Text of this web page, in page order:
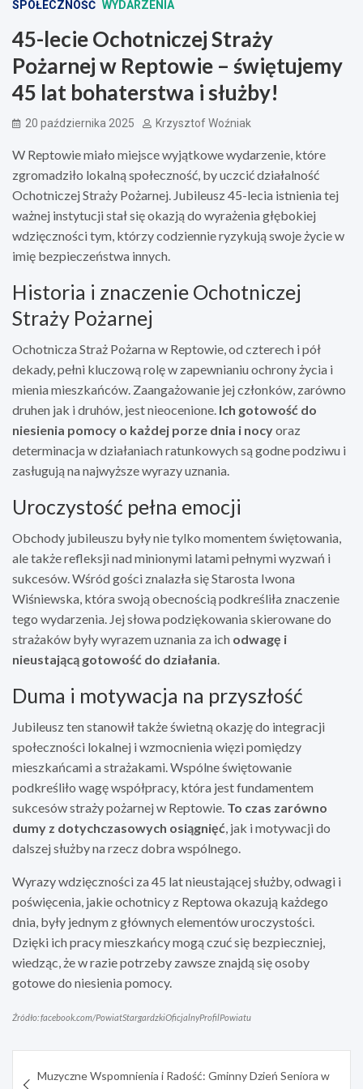
SPOŁECZNOŚĆ WYDARZENIA
45-lecie Ochotniczej Straży
Pożarnej w Reptowie – świętujemy
45 lat bohaterstwa i służby!
20 października 2025 Krzysztof Woźniak
W Reptowie miało miejsce wyjątkowe wydarzenie, które
zgromadziło lokalną społeczność, by uczcić działalność
Ochotniczej Straży Pożarnej. Jubileusz 45-lecia istnienia tej
ważnej instytucji stał się okazją do wyrażenia głębokiej
wdzięczności tym, którzy codziennie ryzykują swoje życie w
imię bezpieczeństwa innych.
Historia i znaczenie Ochotniczej
Straży Pożarnej
Ochotnicza Straż Pożarna w Reptowie, od czterech i pół
dekady, pełni kluczową rolę w zapewnianiu ochrony życia i
mienia mieszkańców. Zaangażowanie jej członków, zarówno
druhen jak i druhów, jest nieocenione. Ich gotowość do
niesienia pomocy o każdej porze dnia i nocyoraz
determinacja w działaniach ratunkowych są godne podziwu i
zasługują na najwyższe wyrazy uznania.
Uroczystość pełna emocji
Obchody jubileuszu były nie tylko momentem świętowania,
ale także refleksji nad minionymi latami pełnymi wyzwań i
sukcesów. Wśród gości znalazła się Starosta Iwona
Wiśniewska, która swoją obecnością podkreśliła znaczenie
tego wydarzenia. Jej słowa podziękowania skierowane do
strażaków były wyrazem uznania za ich odwagę i
nieustającą gotowość do działania
Duma i motywacja na przyszłość
Jubileusz ten stanowił także świetną okazję do integracji
społeczności lokalnej i wzmocnienia więzi pomiędzy
mieszkańcami a strażakami. Wspólne świętowanie
podkreśliło wagę współpracy, która jest fundamentem
sukcesów straży pożarnej w Reptowie. To czas zarówno
dumy z dotychczasowych osiągnięć , jak i motywacji do
dalszej służby na rzecz dobra wspólnego.
Wyrazy wdzięczności za 45 lat nieustającej służby, odwagi i
poświęcenia, jakie ochotnicy z Reptowa okazują każdego
dnia, były jednym z głównych elementów uroczystości.
Dzięki ich pracy mieszkańcy mogą czuć się bezpieczniej,
wiedząc, że w razie potrzeby zawsze znajdą się osoby
gotowe do niesienia pomocy.
Źródło: facebook.com/PowiatStargardzkiOficjalnyProfilPowiatu
Muzyczne Wspomnienia i Radość: Gminny Dzień Seniora w